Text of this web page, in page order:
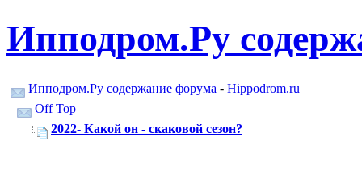
Ипподром.Ру
Ипподром.Ру содержание форума - Hippodrom.ru
Off Top
2022- Какой он - скаковой сезон?